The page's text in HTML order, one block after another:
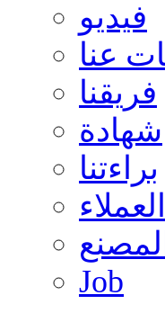
فيديو
عنا
فريقنا
شهادة
براءتنا
Job